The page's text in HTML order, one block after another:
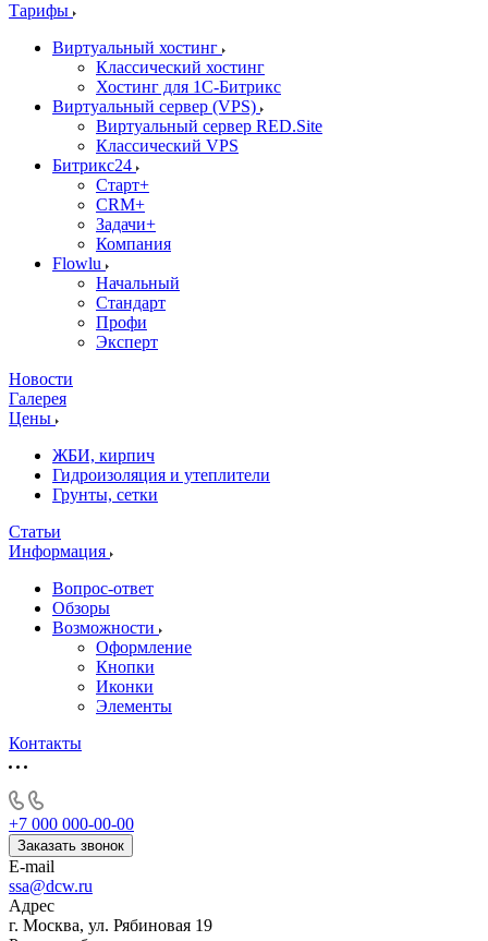
Тарифы
Виртуальный хостинг
Классический хостинг
Хостинг для 1С-Битрикс
Виртуальный сервер (VPS)
Виртуальный сервер RED.Site
Классический VPS
Битрикс24
Старт+
CRM+
Задачи+
Компания
Flowlu
Начальный
Стандарт
Профи
Эксперт
Новости
Галерея
Цены
ЖБИ, кирпич
Гидроизоляция и утеплители
Грунты, сетки
Статьи
Информация
Вопрос-ответ
Обзоры
Возможности
Оформление
Кнопки
Иконки
Элементы
Контакты
+7 000 000-00-00
Заказать звонок
E-mail
ssa@dcw.ru
Адрес
г. Москва, ул. Рябиновая 19